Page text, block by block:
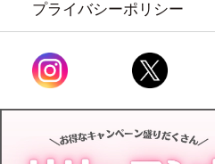
プライバシーポリシー